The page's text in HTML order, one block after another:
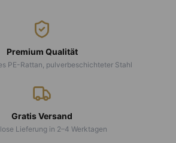
Premium Qualität
PE-Rattan, pulverbeschichteter Stahl
Gratis Versand
Lieferung in 2–4 Werktagen